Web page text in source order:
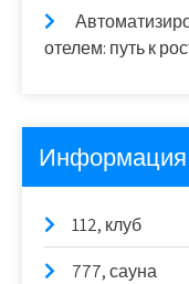
отелем: путь к
Информация
112, клуб
777, сауна